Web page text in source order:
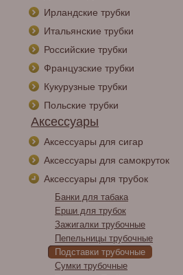
Ирландские трубки
Итальянские трубки
Российские трубки
Французские трубки
Кукурузные трубки
Польские трубки
Аксессуары
Аксессуары для сигар
Аксессуары для самокруток
Аксессуары для трубок
Банки для табака
Ерши для трубок
Зажигалки трубочные
Пепельницы трубочные
Подставки трубочные
Сумки трубочные